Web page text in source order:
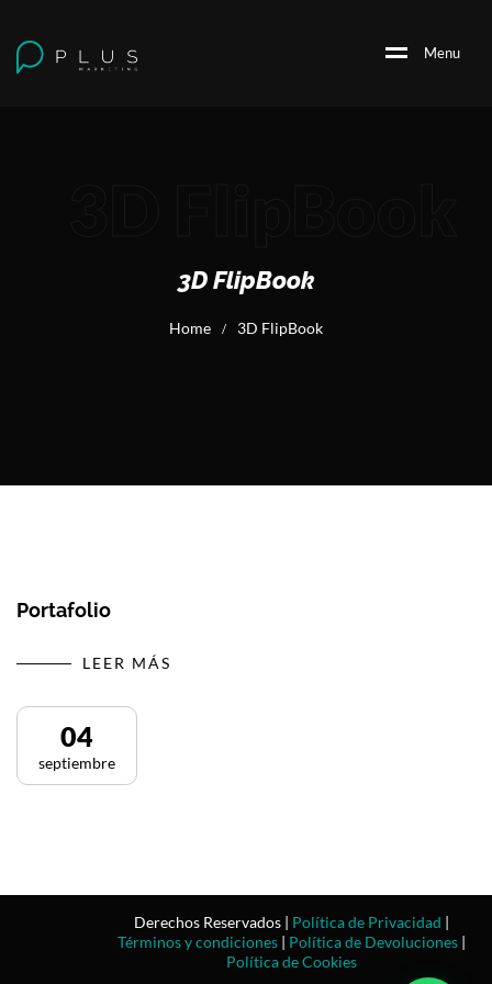
Menu
3D FlipBook
Home / 3D FlipBook
Portafolio
LEER MÁS
04
septiembre
Derechos Reservados | Política de Privacidad |
Términos y condiciones | Política de Devoluciones |
Política de Cookies